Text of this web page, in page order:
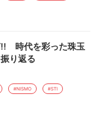
!! 時代を彩った珠玉
り返る
#NISMO #STI